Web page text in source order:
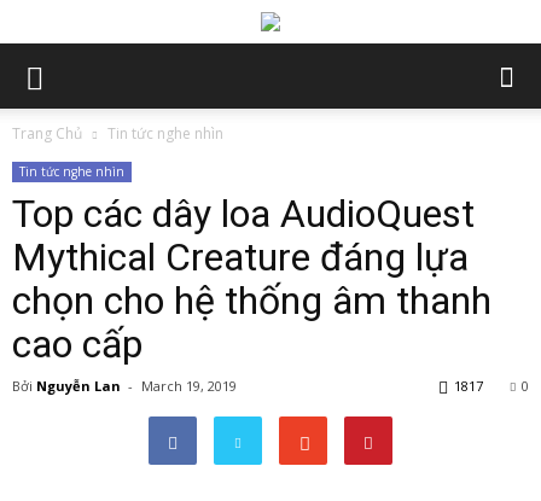
Trang Chủ Tin tức nghe nhìn
Tin tức nghe nhìn
Top các dây loa AudioQuest
Mythical Creature đáng lựa
chọn cho hệ thống âm thanh
cao cấp
Bởi Nguyễn Lan - March 19, 2019 0
1817